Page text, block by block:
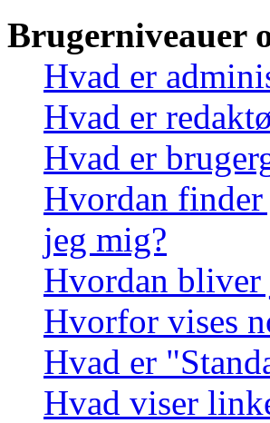
Brugerniveauer
Hvad er
Hvad er
Hvad er
Hvordan
jeg mig?
Hvordan bliver
Hvorfor vises
Hvad er
Hvad viser